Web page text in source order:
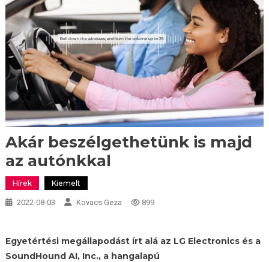
Akár beszélgethetünk is majd
az autónkkal
Hírek Kiemelt
2022-08-03 Kovacs Geza 899
Egyetértési megállapodást írt alá az LG Electronics és a
SoundHound AI, Inc., a hangalapú